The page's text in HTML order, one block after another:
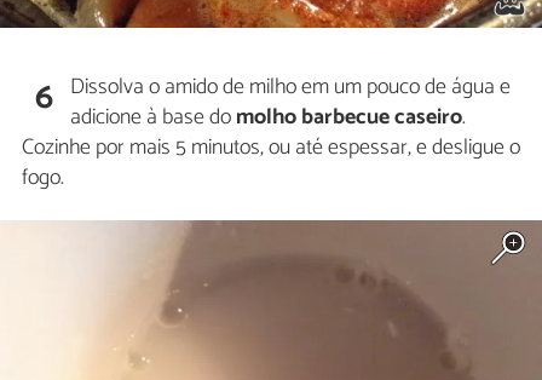
6 Dissolva o amido de milho em um pouco de água e
adicione à base domolho barbecue caseiro.
Cozinhe por mais 5 minutos, ou até espessar, e desligue o
fogo.